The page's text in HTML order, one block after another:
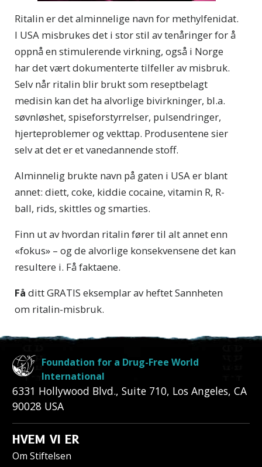
Ritalin er det alminnelige navn for methylfenidat.
I USA misbrukes det i stor stil av tenåringer for å
oppnå en stimulerende virkning, også i Norge
har det vært dokumenterte tilfeller av misbruk.
Selv når ritalin blir brukt som reseptbelagt
medisin kan det ha alvorlige bivirkninger, bl.a.
søvnløshet, spiseforstyrrelser, pulsendringer,
hjerteproblemer og vekttap. Produsentene sier
selv at det er et vanedannende stoff.
Alminnelig brukte navn på gaten i USA er blant
annet: diett, coke, kiddie cocaine, vitamin R, R-
ball, rids, skittles og smarties.
Finn ut av hvordan ritalin fører til alt annet enn
«fokus» – og de alvorlige konsekvensene det kan
resultere i. Få faktaene.
Få ditt GRATIS eksemplar av heftetSannheten
om ritalin-misbruk.
Foundation for a Drug-Free World
International
6331 Hollywood Blvd., Suite 710, Los Angeles, CA
90028 USA
HVEM VI ER
Om Stiftelsen